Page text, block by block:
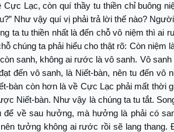
Lạc, còn quí thầy tu thiền chỉ buông
Như vậy quí vị phải trả lời thế nào?
ta tu thiền nhất là đến chỗ vô niệm thì ai
chúng ta phải hiểu cho thật rõ: Còn niệm
sanh, không ai rước là vô sanh. Vô
đến vô sanh, là Niết-bàn, nên tu đến vô
bàn còn hơn là về Cực Lạc phải mất thời
Niết-bàn. Như vậy là chúng ta tu tắt.
để về sau hưởng, mà hưởng là phải có
tưởng không ai rước rồi sẽ lang thang.